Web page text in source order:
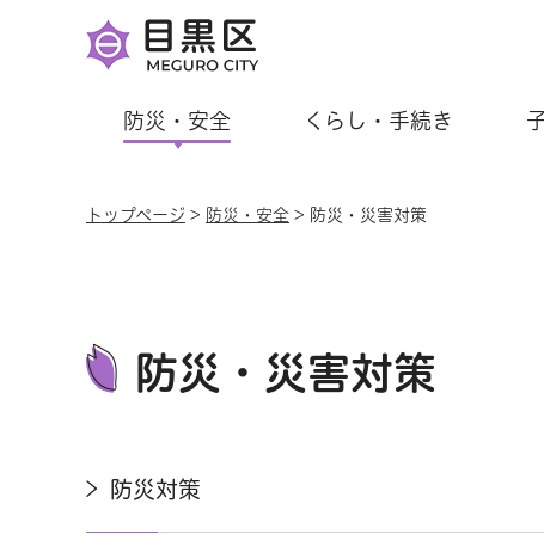
防災・安全 くらし・手続き
トップページ > 防災・安全 > 防災・災害対策
防災・災害対策
防災対策